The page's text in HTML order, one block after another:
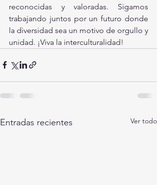
reconocidas y valoradas. Sigamos
trabajando juntos por un futuro donde
la diversidad sea un motivo de orgullo y
unidad. ¡Viva la interculturalidad!
Entradas recientes Ver todo